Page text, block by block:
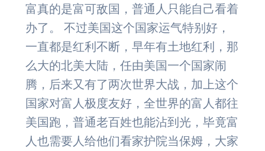
富真的是富可敌国，普通人只能自己看着
办了。 不过美国这个国家运气特别好，
一直都是红利不断，早年有土地红利，那
么大的北美大陆，任由美国一个国家闹
腾，后来又有了两次世界大战，加上这个
国家对富人极度友好，全世界的富人都往
美国跑，普通老百姓也能沾到光，毕竟富
人也需要人给他们看家护院当保姆，大家